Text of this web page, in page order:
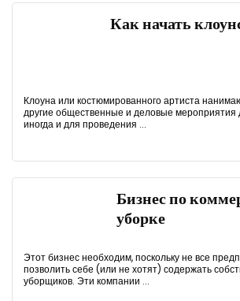
Как начать
Клоуна или костюмированного артиста
другие общественные и деловые мероприятия
иногда и для проведения ...
Бизнес по
уборке
Этот бизнес необходим, поскольку не все
позволить себе (или не хотят) содержать
уборщиков. Эти компании ...